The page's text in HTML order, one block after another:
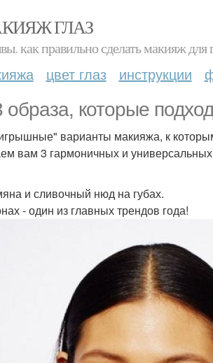
ГЛАЗ
как правильно сделать макияж для
цвет глаз инструкции
которые
варианты макияжа, к
вам 3 гармоничных и
и сливочный нюд на губах.
- один из главных трендов года!